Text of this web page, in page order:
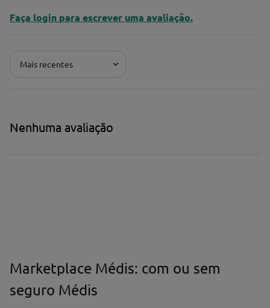
Faça login para escrever uma avaliação.
Mais recentes
Nenhuma avaliação
Marketplace Médis: com ou sem
seguro Médis